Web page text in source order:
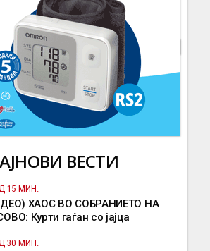
ВЕСТИ
15 МИН.
ХАОС ВО СОБРАНИЕТО НА
Курти гаѓан со јајца
30 МИН.